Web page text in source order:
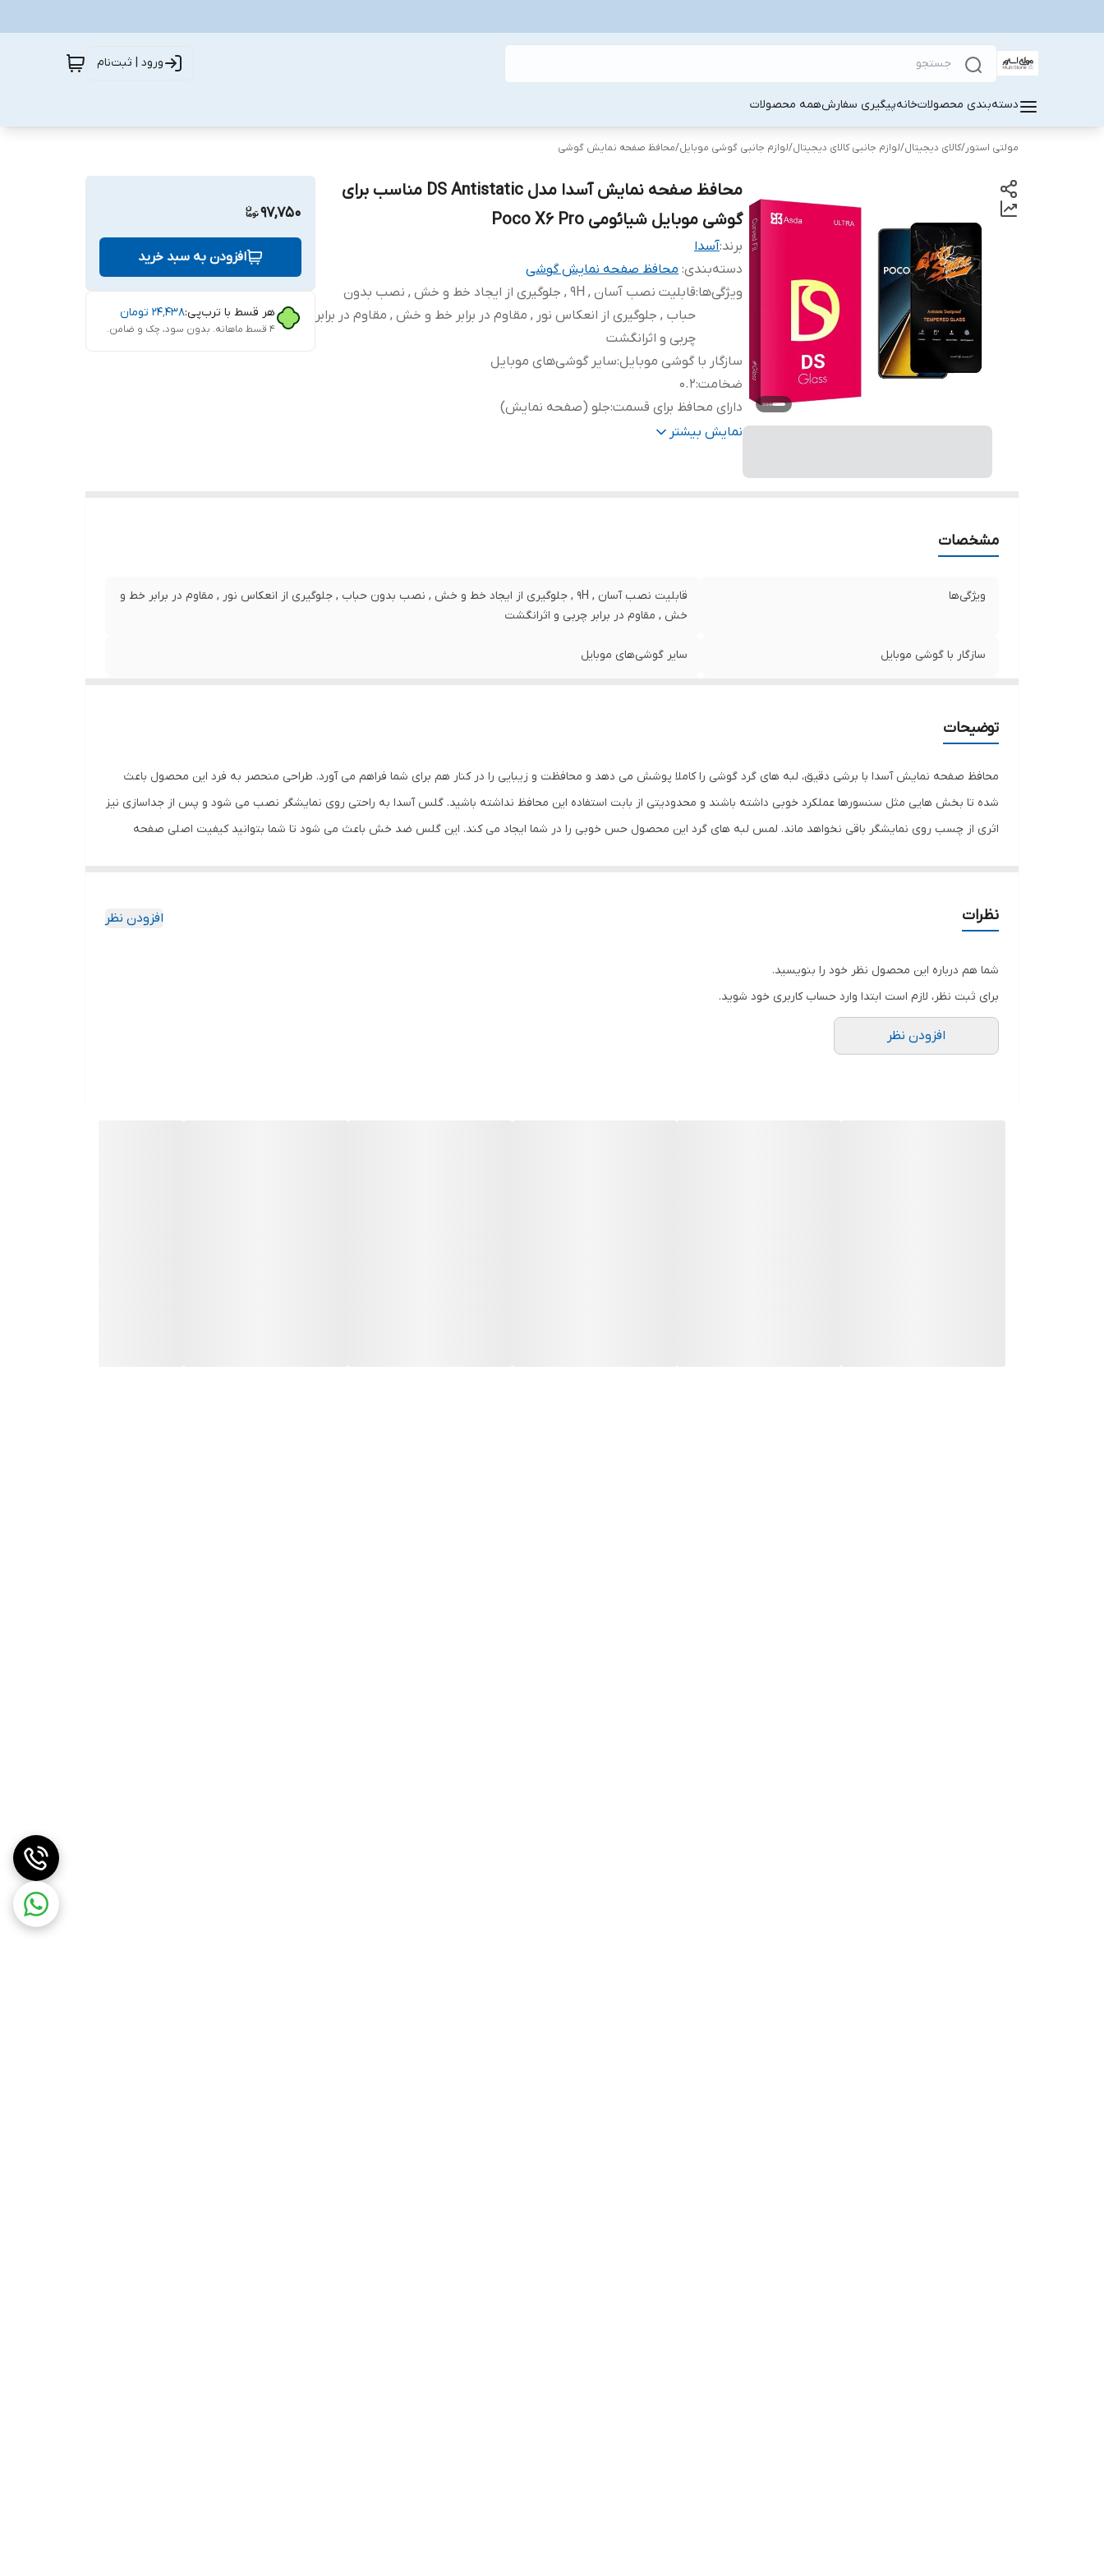
ورود | ثبت‌نام
دسته‌بندی محصولاتخانهپیگیری سفارشهمه محصولات
مولتی استور/کالای دیجیتال/لوازم جانبی کالای دیجیتال/لوازم جانبی گوشی موبایل/محافظ صفحه نمایش گوشی
محافظ صفحه نمایش آسدا مدل DS Antistatic مناسب برای
گوشی موبایل شیائومی Poco X6 Pro
برند:آسدا
دسته‌بندی: محافظ صفحه نمایش گوشی
ویژگی‌ها:
قابلیت نصب آسان , 9H , جلوگیری از ایجاد خط و خش , نصب بدون
حباب , جلوگیری از انعکاس نور , مقاوم در برابر خط و خش , مقاوم در برابر
چربی و اثرانگشت
سازگار با گوشی موبایل:سایر گوشی‌های موبایل
ضخامت:
0.2
دارای محافظ برای قسمت:جلو (صفحه نمایش)
رنگ:مشکی
نمایش بیشتر
97,750
افزودن به سبد خرید
هر قسط با ترب‌پی:۲۴٬۴۳۸ تومان
۴ قسط ماهانه. بدون سود، چک و ضامن.
مشخصات
ویژگی‌ها
قابلیت نصب آسان , 9H , جلوگیری از ایجاد خط و خش , نصب بدون حباب , جلوگیری از انعکاس نور , مقاوم در برابر خط و
خش , مقاوم در برابر چربی و اثرانگشت
سازگار با گوشی موبایل سایر گوشی‌های موبایل
دارای محافظ برای قسمت
رنگ مشکی
توضیحات
محافظ صفحه نمایش آسدا با برشی دقیق، لبه های گرد گوشی را کاملا پوشش می دهد و محافظت و زیبایی را در کنار هم برای شما فراهم می آورد. طراحی منحصر به فرد این محصول باعث
شده تا بخش هایی مثل سنسورها عملکرد خوبی داشته باشند و محدودیتی از بابت استفاده این محافظ نداشته باشید. گلس آسدا به راحتی روی نمایشگر نصب می شود و پس از جداسازی نیز
اثری از چسب روی نمایشگر باقی نخواهد ماند. لمس لبه های گرد این محصول حس خوبی را در شما ایجاد می کند. این گلس ضد خش باعث می شود تا شما بتوانید کیفیت اصلی صفحه
نظرات افزودن نظر
شما هم درباره این محصول نظر خود را بنویسید.
برای ثبت نظر، لازم است ابتدا وارد حساب کاربری خود شوید.
افزودن نظر